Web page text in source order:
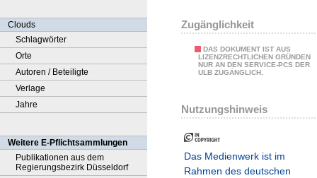
Clouds
Schlagwörter
Orte
Autoren / Beteiligte
Verlage
Jahre
Weitere E-Pflichtsammlungen
Publikationen aus dem
Regierungsbezirk Düsseldorf
Zugänglichkeit
DAS DOKUMENT IST AUS
LIZENZRECHTLICHEN GRÜNDEN
NUR AN DEN SERVICE-PCS DER
ULB ZUGÄNGLICH.
Nutzungshinweis
Das Medienwerk ist im
Rahmen des deutschen